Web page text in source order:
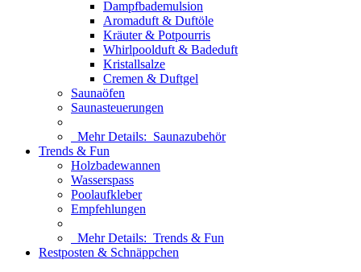
Dampfbademulsion
Aromaduft & Duftöle
Kräuter & Potpourris
Whirlpoolduft & Badeduft
Kristallsalze
Cremen & Duftgel
Saunaöfen
Saunasteuerungen
Mehr Details: Saunazubehör
Trends & Fun
Holzbadewannen
Wasserspass
Poolaufkleber
Empfehlungen
Mehr Details: Trends & Fun
Restposten & Schnäppchen